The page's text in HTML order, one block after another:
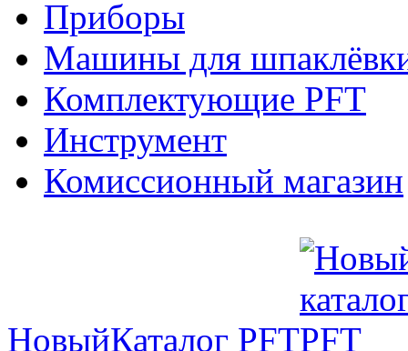
Приборы
Машины для
Комплектующие PFT
Инструмент
Комиссионный магазин
НовыйКаталог PFT